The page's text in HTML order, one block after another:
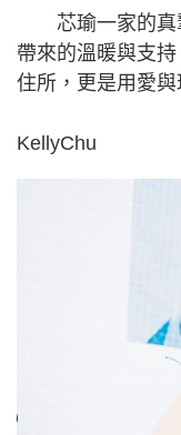
芯瑜一家的真
帶來的溫暖與支
住所，更是用愛
KellyChu